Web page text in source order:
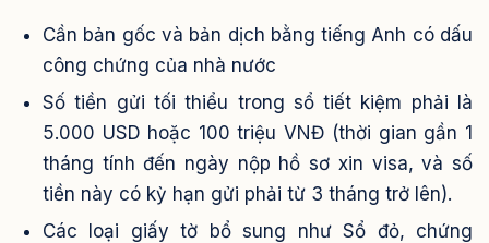
Cần bản gốc và bản dịch bằng tiếng Anh có dấu
công chứng của nhà nước
Số tiền gửi tối thiểu trong sổ tiết kiệm phải là
5.000 USD hoặc 100 triệu VNĐ (thời gian gần 1
tháng tính đến ngày nộp hồ sơ xin visa, và số
tiền này có kỳ hạn gửi phải từ 3 tháng trở lên).
Các loại giấy tờ bổ sung như Sổ đỏ, chứng